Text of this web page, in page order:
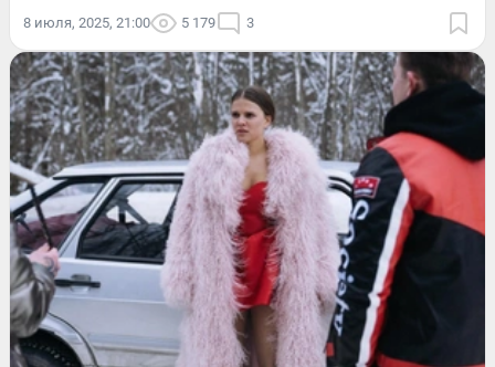
8 июля, 2025, 21:00 5 179 3